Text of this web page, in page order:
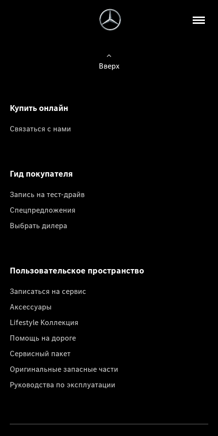
Вверх
Купить онлайн
Связаться с нами
Гид покупателя
Запись на тест-драйв
Спецпредложения
Выбрать дилера
Пользовательское пространство
Записаться на сервис
Аксессуары
Lifestyle Коллекция
Помощь на дороге
Сервисный пакет
Оригинальные запасные части
Руководства по эксплуатации